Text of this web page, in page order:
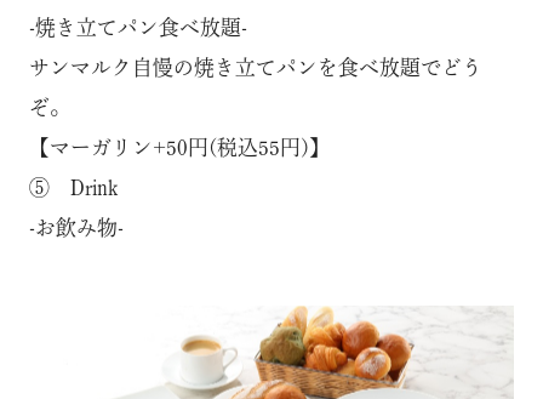
-焼き立てパン食べ放題-
サンマルク自慢の焼き立てパンを食べ放題でどう
ぞ。
【マーガリン+50円(税込55円)】
⑤ Drink
-お飲み物-